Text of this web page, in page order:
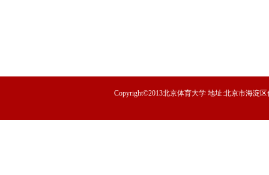
Copyright©2013北京体育大学 地址:北京市海淀